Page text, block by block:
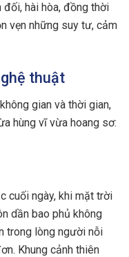
hài hòa, đồng thời
vẹn những suy tư, cảm
thuật
gian và thời gian,
hùng vĩ vừa hoang sơ:
cuối ngày, khi mặt trời
dần bao phủ không
trong lòng người nỗi
Khung cảnh thiên